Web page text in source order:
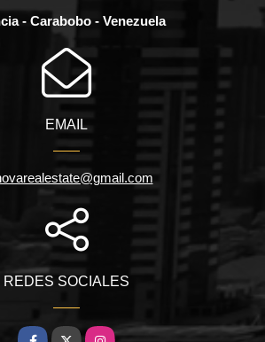
- Carabobo - Venezuela
EMAIL
REDES SOCIALES
Facebook
X Instagram